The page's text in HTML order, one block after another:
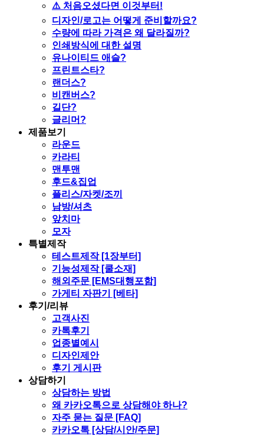
⚠️ 처음오셨다면 이것부터!
디자인/로고는 어떻게 준비할까요?
수량에 따라 가격은 왜 달라질까?
인쇄방식에 대한 설명
유나이티드 애슬?
프린트스타?
랜더스?
비캔버스?
길단?
글리머?
제품보기
라운드
카라티
맨투맨
후드&집업
플리스/자켓/조끼
남방/셔츠
앞치마
모자
특별제작
테스트제작 [1장부터]
기능성제작 [쿨소재]
해외주문 [EMS대행포함]
가게티 자판기 [베타]
후기/리뷰
고객사진
카톡후기
업종별예시
디자인제안
후기 게시판
상담하기
상담하는 방법
왜 카카오톡으로 상담해야 하나?
자주 묻는 질문 [FAQ]
카카오톡 [상담/시안/주문]